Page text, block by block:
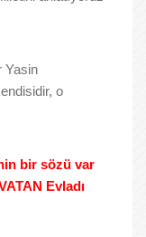
Yasin
o
bir sözü var
Evladı